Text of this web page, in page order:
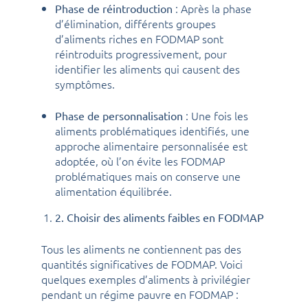
Phase de réintroduction : Après la phase
d’élimination, différents groupes
d’aliments riches en FODMAP sont
réintroduits progressivement, pour
identifier les aliments qui causent des
symptômes.
Phase de personnalisation : Une fois les
aliments problématiques identifiés, une
approche alimentaire personnalisée est
adoptée, où l’on évite les FODMAP
problématiques mais on conserve une
alimentation équilibrée.
2. Choisir des aliments faibles en FODMAP
Tous les aliments ne contiennent pas des
quantités significatives de FODMAP. Voici
quelques exemples d’aliments à privilégier
pendant un régime pauvre en FODMAP :